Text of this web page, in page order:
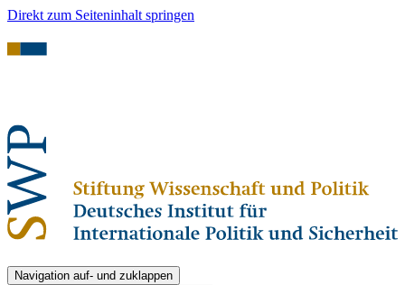
Direkt zum Seiteninhalt springen
Navigation auf- und zuklappen